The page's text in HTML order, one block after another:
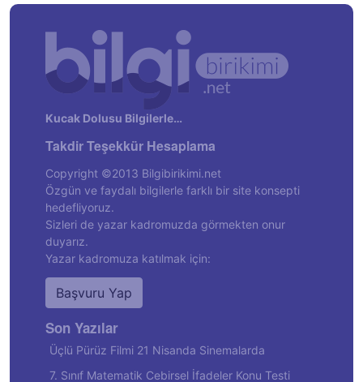
Kucak Dolusu Bilgilerle…
Takdir Teşekkür Hesaplama
Copyright ©2013 Bilgibirikimi.net
Özgün ve faydalı bilgilerle farklı bir site konsepti
hedefliyoruz.
Sizleri de yazar kadromuzda görmekten onur
duyarız.
Yazar kadromuza katılmak için:
Başvuru Yap
Son Yazılar
Üçlü Pürüz Filmi 21 Nisanda Sinemalarda
7. Sınıf Matematik Cebirsel İfadeler Konu Testi